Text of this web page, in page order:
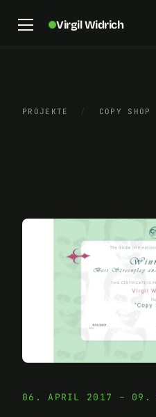
Virgil Widrich
PROJEKTE / COPY SHOP
06. APRIL 2017 – 09.